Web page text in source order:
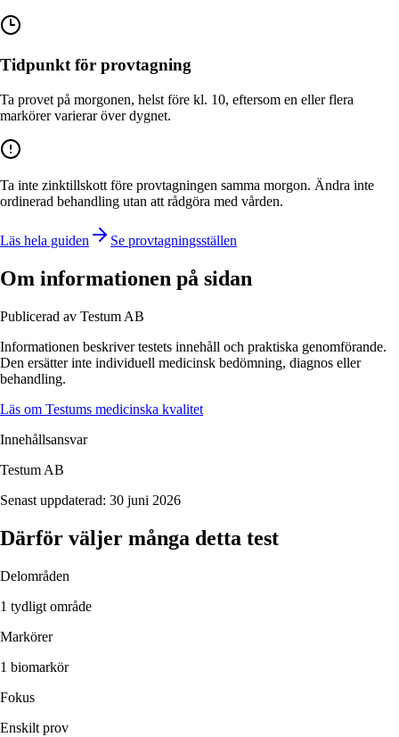
Tidpunkt för provtagning
Ta provet på morgonen, helst före kl. 10, eftersom en eller flera
markörer varierar över dygnet.
Ta inte zinktillskott före provtagningen samma morgon. Ändra inte
ordinerad behandling utan att rådgöra med vården.
Läs hela guiden Se provtagningsställen
Om informationen på sidan
Publicerad av Testum AB
Informationen beskrivertestets innehåll och praktiska genomförande.
Den ersätter inte individuell medicinsk bedömning, diagnos eller
behandling.
Läs om Testums medicinska kvalitet
Innehållsansvar
Testum AB
Senast uppdaterad: 30 juni 2026
Därför väljer många detta test
Delområden
1 tydligt område
Markörer
1 biomarkör
Fokus
Enskilt prov